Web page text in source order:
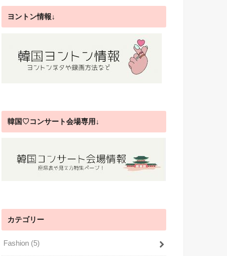
ヨントン情報↓
韓国♡コンサート会場専用↓
カテゴリー
Fashion (5)